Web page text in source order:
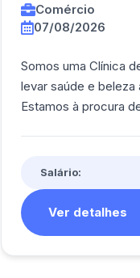
Comércio
07/08/2026
Somos uma Clínica
levar saúde e beleza
Estamos à procura
Salário:
Ver detalhes